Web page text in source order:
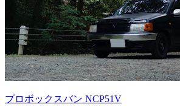
プロボックスバン NCP51V